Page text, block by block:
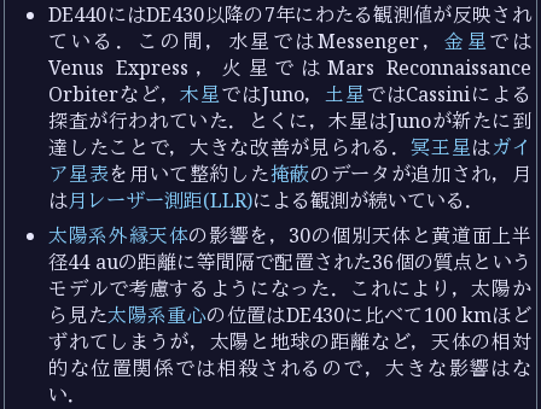
DE440にはDE430以降の7年にわたる観測値が反映され
ている．この間，水星ではMessenger，金星では
Venus Express，火星ではMars Reconnaissance
Orbiterなど，木星ではJuno，土星ではCassiniによる
探査が行われていた．とくに，木星はJunoが新たに到
達したことで，大きな改善が見られる．冥王星はガイ
ア星表を用いて整約した掩蔽のデータが追加され，月
は月レーザー測距(LLR)による観測が続いている．
太陽系外縁天体の影響を，30の個別天体と黄道面上半
径44 auの距離に等間隔で配置された36個の質点という
モデルで考慮するようになった．これにより，太陽か
ら見た太陽系重心の位置はDE430に比べて100 kmほど
ずれてしまうが，太陽と地球の距離など，天体の相対
的な位置関係では相殺されるので，大きな影響はな
い．